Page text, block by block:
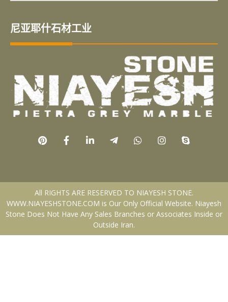
尼亚耶什石材工业
All RIGHTS ARE RESERVED TO NIAYESH STONE.
WWW.NIAYESHSTONE.COM is Our Only Official Website. Niayesh
Stone Does Not Have Any Sales Branches or Associates Inside or
Outside Iran.